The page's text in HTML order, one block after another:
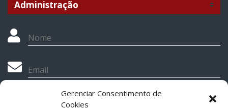
Gerenciar Consentimento de
Cookies
Nome
Email
Telefone